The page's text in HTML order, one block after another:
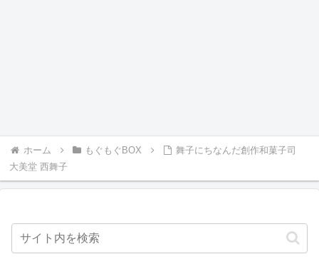
ホーム もぐもぐBOX
舞子にちなんだ創作和菓子司
大美堂 西舞子